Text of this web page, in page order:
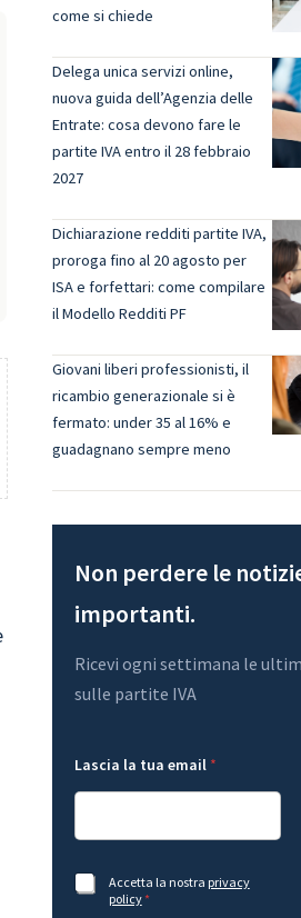
come si chiede
Delega unica servizi online,
nuova guida dell’Agenzia delle
Entrate: cosa devono fare le
partite IVA entro il 28 febbraio
2027
Dichiarazione redditi partite IVA,
proroga fino al 20 agosto per
ISA e forfettari: come compilare
il Modello Redditi PF
Giovani liberi professionisti, il
ricambio generazionale si è
fermato: under 35 al 16% e
guadagnano sempre meno
Non perdere le
importanti.
Ricevi ogni settimana le
sulle partite IVA
D
c
e
t
Lascia la tua email *
*A
c
Accetta la nostra privacy
policy*